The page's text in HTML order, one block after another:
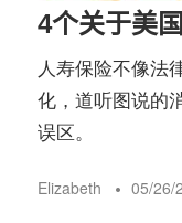
4个关于美
人寿保险不像法
化，道听图说的
误区。
Elizabeth 05/26/